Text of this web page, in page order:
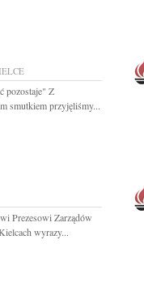
pozostaje" Z
smutkiem przyjęliśmy...
Prezesowi Zarządów
wyrazy...